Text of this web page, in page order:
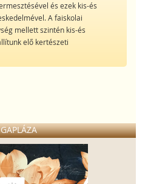
és ezek kis-és
A faiskolai
mellett szintén kis-és
elő kertészeti